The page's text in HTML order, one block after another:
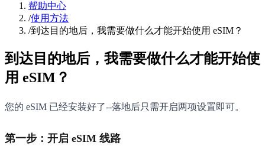
帮助中心
/使用方法
/到达目的地后，我需要做什么才能开始使用 eSIM？
到达目的地后，我需要做什么才能开始使
用 eSIM？
您的 eSIM 已经安装好了--落地后只需开启两项设置即可。
第一步：开启 eSIM 线路